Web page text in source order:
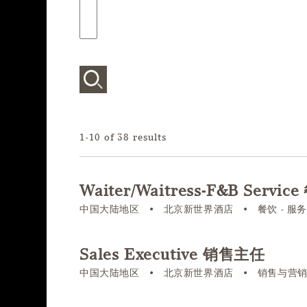
1-10 of 38 results
Waiter/Waitress-F&B Service
中国大陆地区 • 北京新世界酒店 • 餐饮 - 服务
Sales Executive 销售主任
中国大陆地区 • 北京新世界酒店 • 销售与营销